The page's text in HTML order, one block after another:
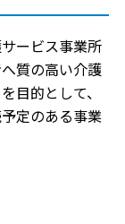
ービス事業所
質の高い介護
目的として、
定のある事業